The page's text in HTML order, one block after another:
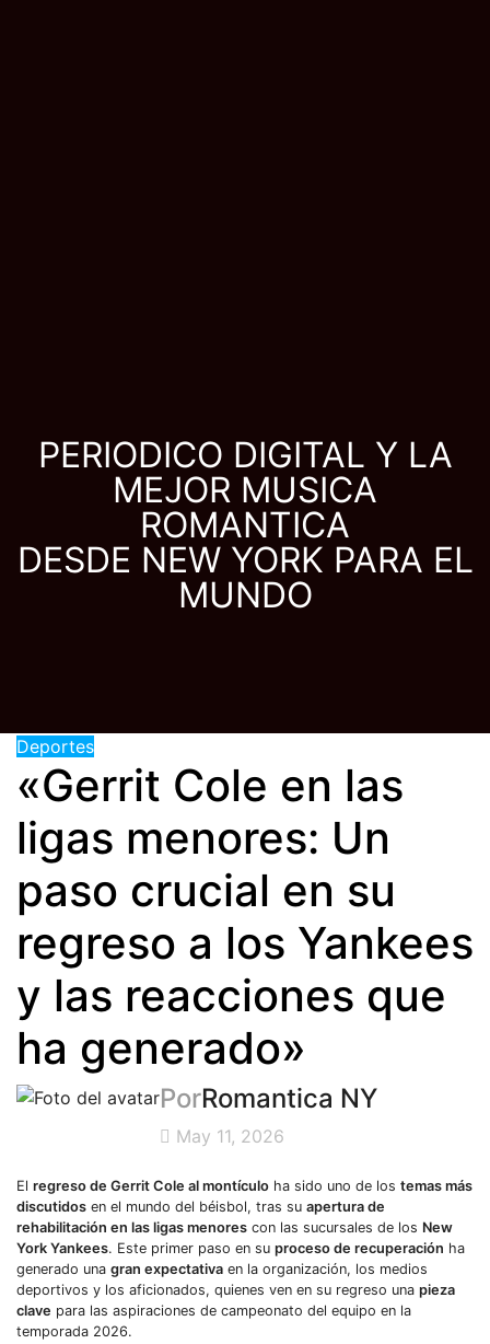
PERIODICO DIGITAL Y LA
MEJOR MUSICA
ROMANTICA
DESDE NEW YORK PARA EL
MUNDO
Deportes
«Gerrit Cole en las
ligas menores: Un
paso crucial en su
regreso a los Yankees
y las reacciones que
ha generado»
PorRomantica NY
May 11, 2026
El regreso de Gerrit Cole al montículo ha sido uno de los temas más
discutidos en el mundo del béisbol, tras su apertura de
rehabilitación en las ligas menores con las sucursales de los New
York Yankees. Este primer paso en su proceso de recuperación ha
generado una gran expectativa en la organización, los medios
deportivos y los aficionados, quienes ven en su regreso una pieza
clave para las aspiraciones de campeonato del equipo en la
temporada 2026.